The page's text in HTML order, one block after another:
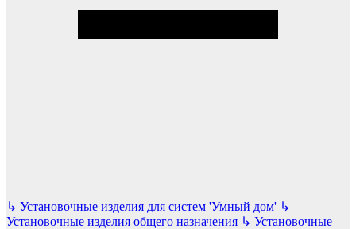
↳ Установочные изделия для систем 'Умный дом' ↳
Установочные изделия общего назначения ↳ Установочные